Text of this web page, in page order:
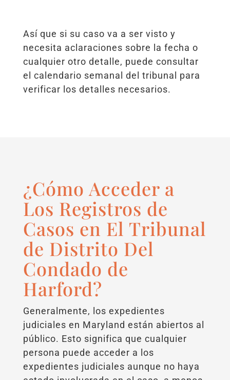
Así que si su caso va a ser visto y
necesita aclaraciones sobre la fecha o
cualquier otro detalle, puede consultar
el calendario semanal del tribunal para
verificar los detalles necesarios.
¿Cómo Acceder a
Los Registros de
Casos en El Tribunal
de Distrito Del
Condado de
Harford?
Generalmente, los expedientes
judiciales en Maryland están abiertos al
público. Esto significa que cualquier
persona puede acceder a los
expedientes judiciales aunque no haya